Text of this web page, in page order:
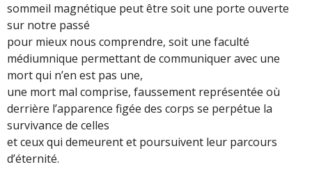
sommeil magnétique peut être soit une porte ouverte
sur notre passé
pour mieux nous comprendre, soit une faculté
médiumnique permettant de communiquer avec une
mort qui n’en est pas une,
une mort mal comprise, faussement représentée où
derrière l’apparence figée des corps se perpétue la
survivance de celles
et ceux qui demeurent et poursuivent leur parcours
d’éternité.